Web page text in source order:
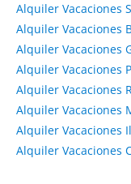
Alquiler Vacaciones
Alquiler Vacaciones
Alquiler Vacaciones
Alquiler Vacaciones
Alquiler Vacaciones
Alquiler Vacaciones
Alquiler Vacaciones
Alquiler Vacaciones